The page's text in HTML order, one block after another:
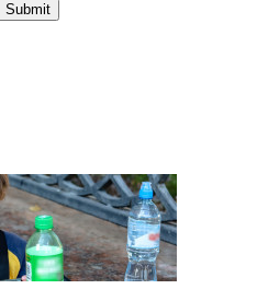
Submit